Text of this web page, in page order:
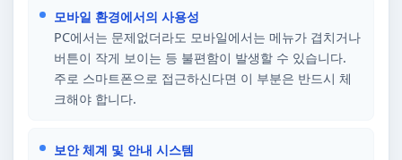
모바일 환경에서의 사용성
PC에서는 문제없더라도 모바일에서는 메뉴가 겹치거나
버튼이 작게 보이는 등 불편함이 발생할 수 있습니다.
주로 스마트폰으로 접근하신다면 이 부분은 반드시 체
크해야 합니다.
보안 체계 및 안내 시스템